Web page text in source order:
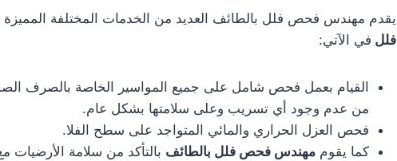
يقدم مهندس فحص فلل بالطائف العديد من الخدمات المختلفة
فلل في الآتي:
القيام بعمل فحص شامل على جميع المواسير الخاصة بالصرف
من عدم وجود أي تسريب وعلى سلامتها بشكل عام.
فحص العزل الحراري والمائي المتواجد على سطح الفلا.
كما يقوم مهندس فحص فلل بالطائف بالتأكد من سلامة الأرضيات